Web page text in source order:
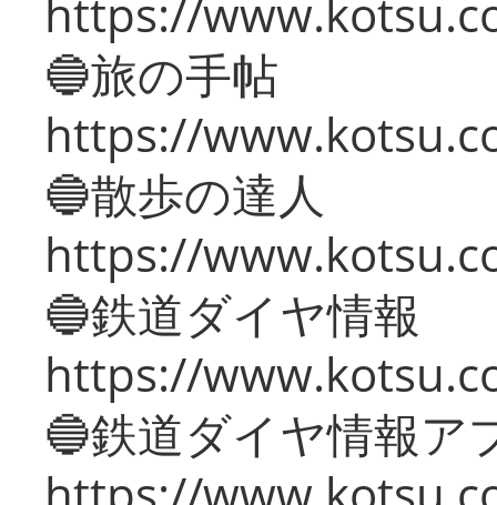
https://
🔵旅の手帖
https://
🔵散歩の達人
https://
🔵鉄道ダイヤ情報
https://
🔵鉄道ダイヤ情報ア